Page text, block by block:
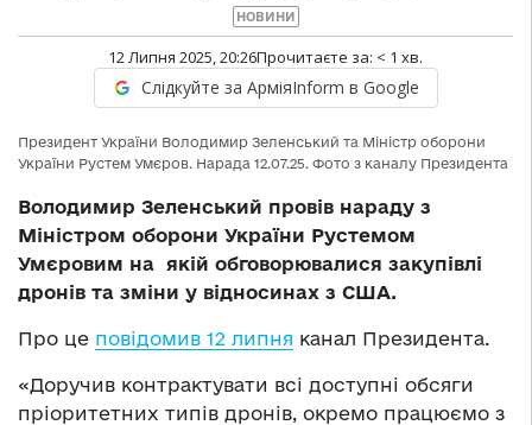
НОВИНИ
12 Липня 2025, 20:26Прочитаєте за: < 1 хв.
Слідкуйте за АрміяInform в Google
Президент України Володимир Зеленський та Міністр оборони
України Рустем Умєров. Нарада 12.07.25. Фото з каналу Президента
Володимир Зеленський провів нараду з
Міністром оборони України Рустемом
Умєровим на якій обговорювалися закупівлі
дронів та зміни у відносинах з США.
Про це повідомив 12 липня канал Президента.
«Доручив контрактувати всі доступні обсяги
пріоритетних типів дронів, окремо працюємо з